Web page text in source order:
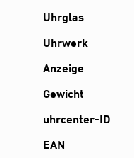
Details
Uhrglas
Uhrwerk
Anzeige
Gewicht
uhrcenter-ID
EAN